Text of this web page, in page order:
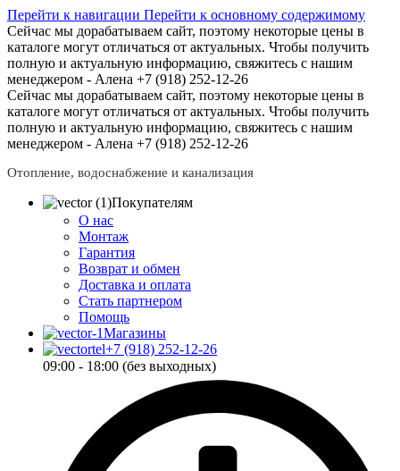
Перейти к навигации Перейти к основному содержимому
Сейчас мы дорабатываем сайт, поэтому некоторые цены в
каталоге могут отличаться от актуальных. Чтобы получить
полную и актуальную информацию, свяжитесь с нашим
менеджером - Алена +7 (918) 252-12-26
Сейчас мы дорабатываем сайт, поэтому некоторые цены в
каталоге могут отличаться от актуальных. Чтобы получить
полную и актуальную информацию, свяжитесь с нашим
менеджером - Алена +7 (918) 252-12-26
Отопление, водоснабжение и канализация
Покупателям
О нас
Монтаж
Гарантия
Возврат и обмен
Доставка и оплата
Стать партнером
Помощь
Магазины
+7 (918) 252-12-26
09:00 - 18:00 (без выходных)